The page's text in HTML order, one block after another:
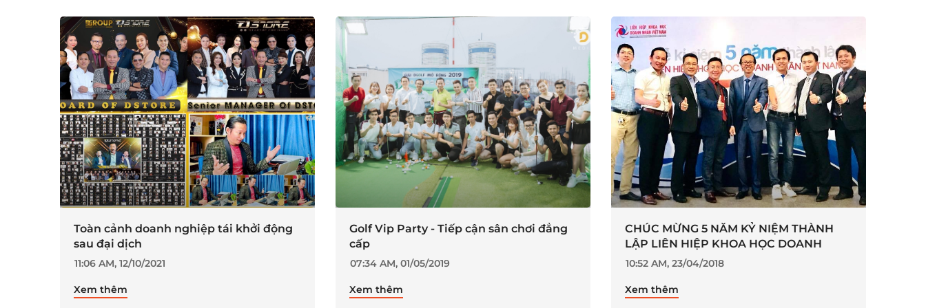
Toàn cảnh doanh nghiệp tái khởi động
sau đại dịch
11:06 AM, 12/10/2021
Xem thêm
Golf Vip Party - Tiếp cận sân chơi đẳng
cấp
07:34 AM, 01/05/2019
Xem thêm
CHÚC MỪNG 5 NĂM KỶ NIỆM THÀNH
LẬP LIÊN HIỆP KHOA HỌC DOANH
NHÂN VIỆT NAM
10:52 AM, 23/04/2018
Xem thêm